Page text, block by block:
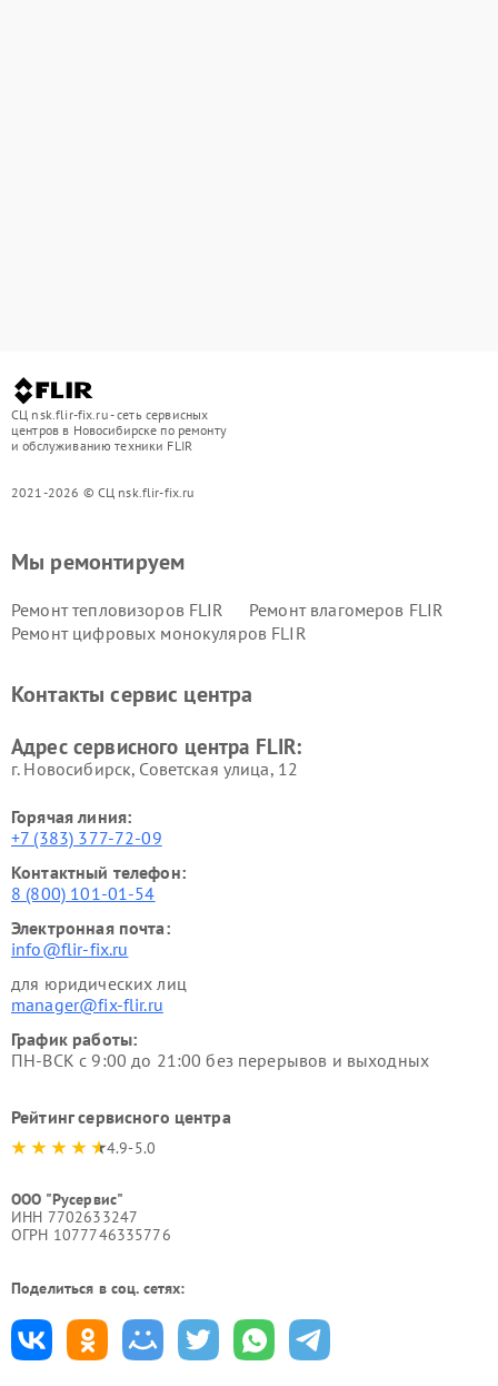
СЦ nsk.flir-fix.ru - сеть сервисных
центров в Новосибирске по ремонту
и обслуживанию техники FLIR
2021-2026 © СЦ nsk.flir-fix.ru
Мы ремонтируем
Ремонт тепловизоров FLIR
Ремонт влагомеров FLIR
Ремонт цифровых монокуляров FLIR
Контакты сервис центра
Адрес сервисного центра FLIR:
г. Новосибирск, Советская улица, 12
Горячая линия:
+7 (383) 377-72-09
Контактный телефон:
8 (800) 101-01-54
Электронная почта:
info@flir-fix.ru
для юридических лиц
manager@fix-flir.ru
График работы:
ПН-ВСК с 9:00 до 21:00 без перерывов и выходных
Рейтинг сервисного центра
4.9-5.0
ООО "Русервис"
ИНН 7702633247
ОГРН 1077746335776
Поделиться в соц. сетях: